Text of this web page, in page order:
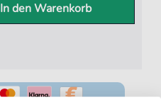
In den Warenkorb